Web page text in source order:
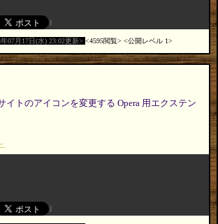
年07月17日(水) 23:02更新 4595閲覧 公開レベル 1
イトのアイコンを変更する Opera 用エクステン